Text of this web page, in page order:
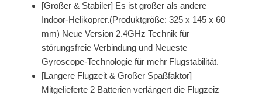
[Großer & Stabiler] Es ist großer als andere
Indoor-Helikoprer.(Produktgröße: 325 x 145 x 60
mm) Neue Version 2.4GHz Technik für
störungsfreie Verbindung und Neueste
Gyroscope-Technologie für mehr Flugstabilität.
[Langere Flugzeit & Großer Spaßfaktor]
Mitgelieferte 2 Batterien verlängert die Flugzeiz